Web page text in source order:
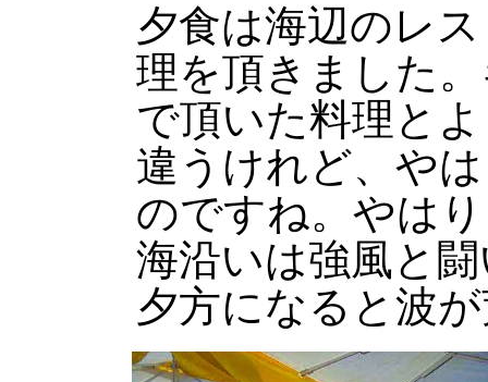
夕食は海辺のレ
理を頂きました
で頂いた料理と
違うけれど、や
のですね。やは
海沿いは強風と
夕方になると波